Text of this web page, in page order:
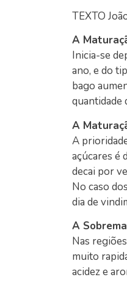
TEXTO
A
Inicia-se
ano, e do
bago
quantidade
A
A
açúcares é
decai por
No caso
dia de
A
Nas
muito
acidez e